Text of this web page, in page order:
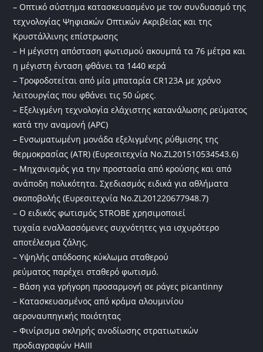
– Οπτικό σύστημα κατασκευασμένο με τον συνδυασμό της
τεχνολογίας Ψηφιακών Οπτικών Ακριβείας και της
Κρυστάλλινης επίστρωσης
– Η μέγιστη απόσταση φωτισμού ακουμπά τα 76 μέτρα και
η μέγιστη ένταση φθάνει τα 1440 κερά
– Τροφοδοτείται από μία μπαταρία CR123A με χρόνο
λειτουργίας που φθάνει τις 50 ώρες.
– Εξελιγμένη τεχνολογία ελάχιστης κατανάλωσης ρεύματος
κατά την αναμονή (APC)
– Ενσωματωμένη μονάδα εξελιγμένης ρύθμισης της
θερμοκρασίας (ATR) (Ευρεσιτεχνία Νο.ZL201510534543.6)
– Μηχανισμός για την προστασία από κρούσης και από
ανάποδη πολικότητα. Σχεδιασμός ειδικά για αθλήματα
σκοποβολής (Ευρεσιτεχνία Νο.ZL201220677948.7)
– Ο ειδικός φωτισμός STROBE χρησιμοποιεί
τυχαία εναλλασσόμενες συχνότητες για ισχυρότερο
αποτέλεσμα ζάλης.
– Υψηλής απόδοσης κύκλωμα σταθερού
ρεύματος παρέχει σταθερό φωτισμό.
– Βάση για γρήγορη προσαρμογή σε ράγες picantinny
– Κατασκευασμένος από κράμα αλουμινίου
αεροναυπηγικής ποιότητας
– Φινίρισμα σκληρής ανοδίωσης στρατιωτικών
προδιαγραφών ΗΑΙΙΙ